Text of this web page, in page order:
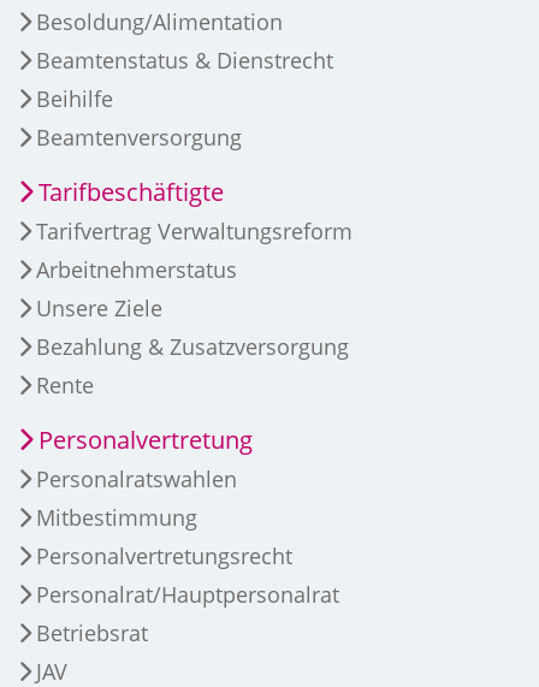
Besoldung/Alimentation
Beamtenstatus & Dienstrecht
Beihilfe
Beamtenversorgung
Tarifbeschäftigte
Tarifvertrag Verwaltungsreform
Arbeitnehmerstatus
Unsere Ziele
Bezahlung & Zusatzversorgung
Rente
Personalvertretung
Personalratswahlen
Mitbestimmung
Personalvertretungsrecht
Personalrat/Hauptpersonalrat
Betriebsrat
JAV